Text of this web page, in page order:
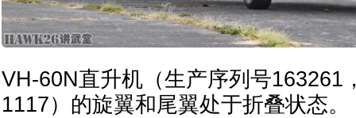
VH-60N直升机（生产序列号163261
1117）的旋翼和尾翼处于折叠状态。